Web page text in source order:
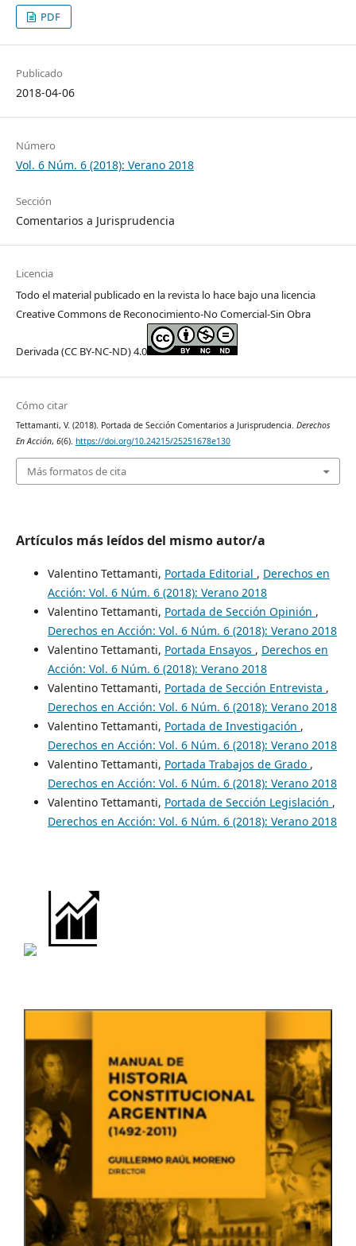
PDF
Publicado
2018-04-06
Número
Vol. 6 Núm. 6 (2018): Verano 2018
Sección
Comentarios a Jurisprudencia
Licencia
Todo el material publicado en la revista lo hace bajo una licencia
Creative Commons de Reconocimiento-No Comercial-Sin Obra
Derivada (CC BY-NC-ND) 4.0
Cómo citar
Tettamanti, V. (2018). Portada de Sección Comentarios a Jurisprudencia. Derechos
En Acción, 6(6). https://doi.org/10.24215/25251678e130
Más formatos de cita
Artículos más leídos del mismo autor/a
Valentino Tettamanti, Portada Editorial , Derechos en
Acción: Vol. 6 Núm. 6 (2018): Verano 2018
Valentino Tettamanti, Portada de Sección Opinión ,
Derechos en Acción: Vol. 6 Núm. 6 (2018): Verano 2018
Valentino Tettamanti, Portada Ensayos , Derechos en
Acción: Vol. 6 Núm. 6 (2018): Verano 2018
Valentino Tettamanti, Portada de Sección Entrevista ,
Derechos en Acción: Vol. 6 Núm. 6 (2018): Verano 2018
Valentino Tettamanti, Portada de Investigación ,
Derechos en Acción: Vol. 6 Núm. 6 (2018): Verano 2018
Valentino Tettamanti, Portada Trabajos de Grado ,
Derechos en Acción: Vol. 6 Núm. 6 (2018): Verano 2018
Valentino Tettamanti, Portada de Sección Legislación ,
Derechos en Acción: Vol. 6 Núm. 6 (2018): Verano 2018